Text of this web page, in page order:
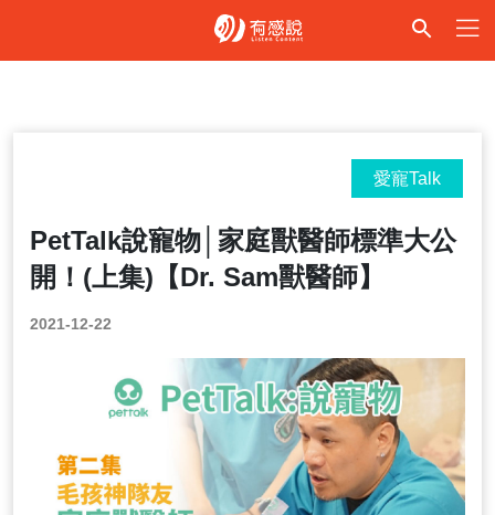
PetTalk說寵物│家庭獸醫師標準大公
開！(上集)【Dr. Sam獸醫師】
愛寵Talk
2021-12-22